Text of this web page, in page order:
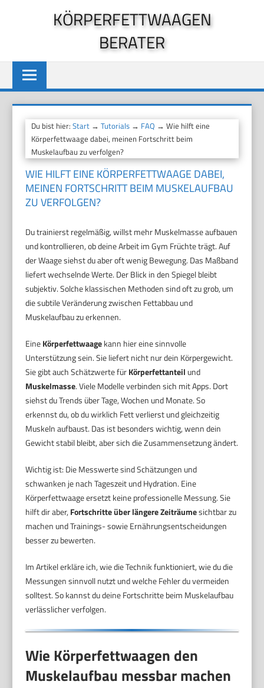
KÖRPERFETTWAAGEN
BERATER
Du bist hier:Start →Tutorials → FAQ → Wie hilft eine
Körperfettwaage dabei, meinen Fortschritt beim
Muskelaufbau zu verfolgen?
WIE HILFT EINE KÖRPERFETTWAAGE DABEI,
MEINEN FORTSCHRITT BEIM MUSKELAUFBAU
ZU VERFOLGEN?
Du trainierst regelmäßig, willst mehr Muskelmasse aufbauen
und kontrollieren, ob deine Arbeit im Gym Früchte trägt. Auf
der Waage siehst du aber oft wenig Bewegung. Das Maßband
liefert wechselnde Werte. Der Blick in den Spiegel bleibt
subjektiv. Solche klassischen Methoden sind oft zu grob, um
die subtile Veränderung zwischen Fettabbau und
Muskelaufbau zu erkennen.
EineKörperfettwaagekann hier eine sinnvolle
Unterstützung sein. Sie liefert nicht nur dein Körpergewicht.
Sie gibt auch Schätzwerte fürKörperfettanteil und
Muskelmasse. Viele Modelle verbinden sich mit Apps. Dort
siehst du Trends über Tage, Wochen und Monate. So
erkennst du, ob du wirklich Fett verlierst und gleichzeitig
Muskeln aufbaust. Das ist besonders wichtig, wenn dein
Gewicht stabil bleibt, aber sich die Zusammensetzung ändert.
Wichtig ist: Die Messwerte sind Schätzungen und
schwanken je nach Tageszeit und Hydration. Eine
Körperfettwaage ersetzt keine professionelle Messung. Sie
hilft dir aber, Fortschritte über längere Zeiträumesichtbar zu
machen und Trainings- sowie Ernährungsentscheidungen
besser zu bewerten.
Im Artikel erkläre ich, wie die Technik funktioniert, wie du die
Messungen sinnvoll nutzt und welche Fehler du vermeiden
solltest. So kannst du deine Fortschritte beim Muskelaufbau
verlässlicher verfolgen.
Wie Körperfettwaagen den
Muskelaufbau messbar machen